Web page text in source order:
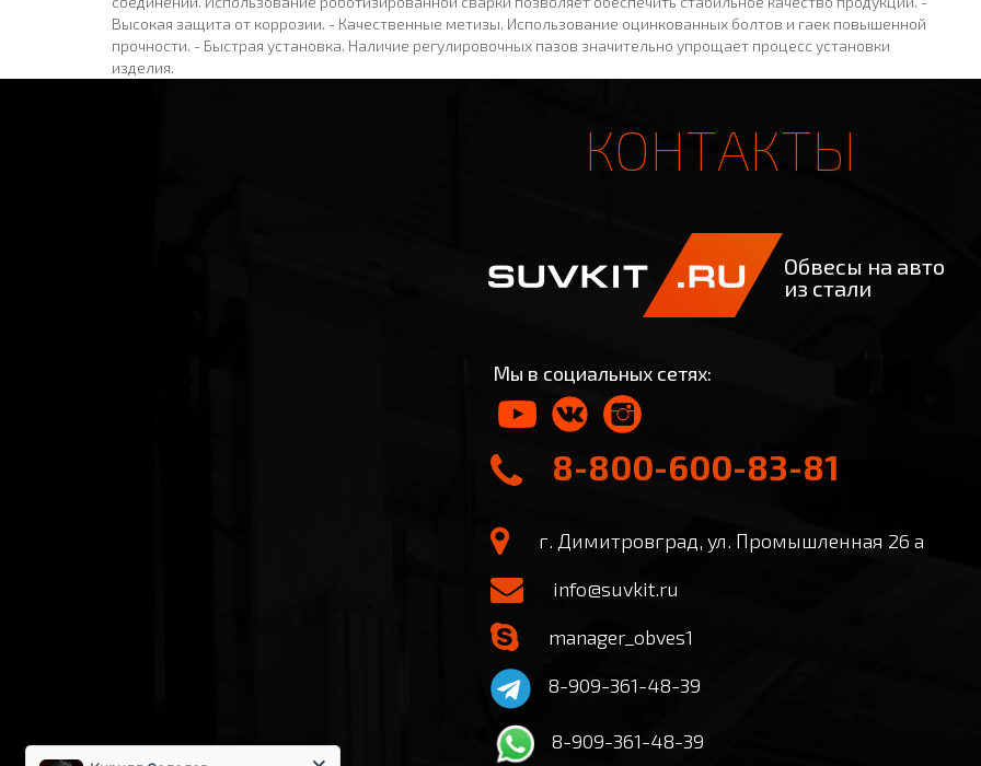
Высокая защита от коррозии. - Качественные метизы. Использование оцинкованных болтов и гаек повышенной
прочности. - Быстрая установка. Наличие регулировочных пазов значительно упрощает процесс установки
изделия.
КОНТАКТЫ
Обвесы на авто
из стали
Мы в социальных сетях:
8-800-600-83-81
г. Димитровград, ул. Промышленная 26 а
info@suvkit.ru
manager_obves1
8-909-361-48-39
8-909-361-48-39